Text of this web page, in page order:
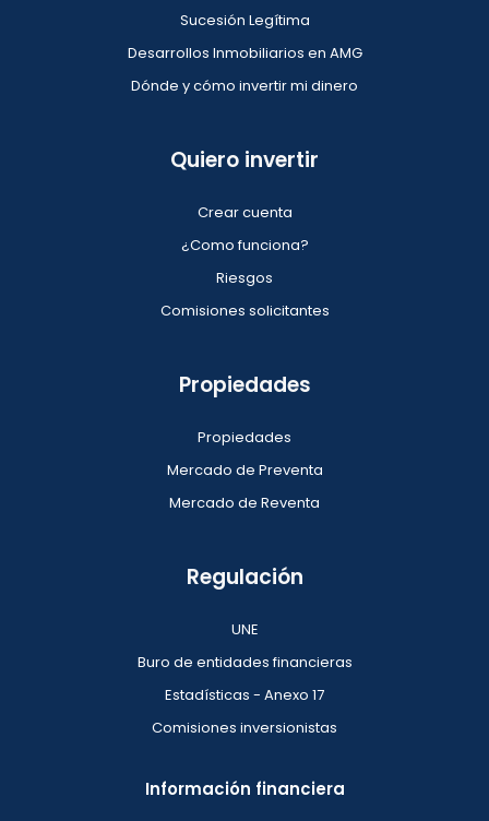
Sucesión Legítima
Desarrollos Inmobiliarios en AMG
Dónde y cómo invertir mi dinero
Quiero invertir
Crear cuenta
¿Como funciona?
Riesgos
Comisiones solicitantes
Propiedades
Propiedades
Mercado de Preventa
Mercado de Reventa
Regulación
UNE
Buro de entidades financieras
Estadísticas - Anexo 17
Comisiones inversionistas
Información financiera